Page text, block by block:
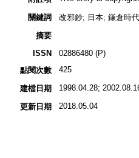
關鍵詞
改邪鈔; 日本; 鎌倉時
摘要
ISSN
02886480 (P)
點閱次數
425
建檔日期 1998.04.28;
更新日期 2018.05.04